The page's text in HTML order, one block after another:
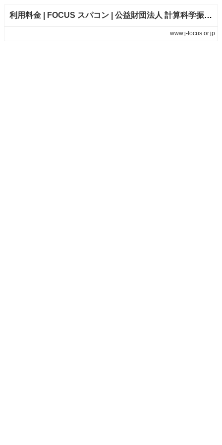
利用料金 | FOCUS スパコン | 公益財団法人 計算科学振興財団
www.j-focus.or.jp